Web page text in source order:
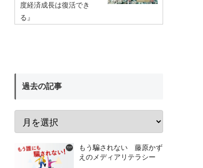
度経済成長は復活でき
る』
過去の記事
もう騙されない 藤原かず
えのメディアリテラシー